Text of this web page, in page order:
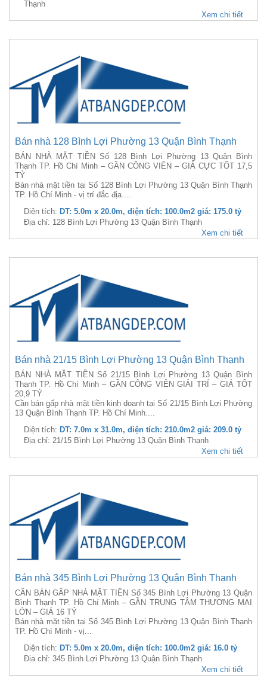
Thạnh
Xem chi tiết
Bán nhà 128 Bình Lợi Phường 13 Quận Bình Thạnh
BÁN NHÀ MẶT TIỀN Số 128 Bình Lợi Phường 13 Quận Bình
Thạnh TP. Hồ Chí Minh – GẦN CÔNG VIÊN – GIÁ CỰC TỐT 17,5
TỶ
Bán nhà mặt tiền tại Số 128 Bình Lợi Phường 13 Quận Bình Thạnh
TP. Hồ Chí Minh - vị trí đắc địa....
Diện tích: DT: 5.0m x 20.0m, diện tích: 100.0m2 giá: 175.0 tỷ
Địa chỉ: 128 Bình Lợi Phường 13 Quận Bình Thạnh
Xem chi tiết
Bán nhà 21/15 Bình Lợi Phường 13 Quận Bình Thạnh
BÁN NHÀ MẶT TIỀN Số 21/15 Bình Lợi Phường 13 Quận Bình
Thạnh TP. Hồ Chí Minh – GẦN CÔNG VIÊN GIẢI TRÍ – GIÁ TỐT
20,9 TỶ
Cần bán gấp nhà mặt tiền kinh doanh tại Số 21/15 Bình Lợi Phường
13 Quận Bình Thạnh TP. Hồ Chí Minh....
Diện tích: DT: 7.0m x 31.0m, diện tích: 210.0m2 giá: 209.0 tỷ
Địa chỉ: 21/15 Bình Lợi Phường 13 Quận Bình Thạnh
Xem chi tiết
Bán nhà 345 Bình Lợi Phường 13 Quận Bình Thạnh
CẦN BÁN GẤP NHÀ MẶT TIỀN Số 345 Bình Lợi Phường 13 Quận
Bình Thạnh TP. Hồ Chí Minh – GẦN TRUNG TÂM THƯƠNG MẠI
LỚN – GIÁ 16 TỶ
Bán nhà mặt tiền tại Số 345 Bình Lợi Phường 13 Quận Bình Thạnh
TP. Hồ Chí Minh - vị...
Diện tích: DT: 5.0m x 20.0m, diện tích: 100.0m2 giá: 16.0 tỷ
Địa chỉ: 345 Bình Lợi Phường 13 Quận Bình Thạnh
Xem chi tiết